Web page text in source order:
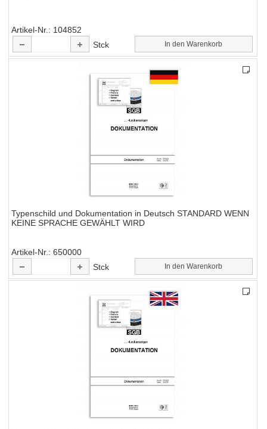
Artikel-Nr.
104852
Stck
In den Warenkorb
Typenschild und Dokumentation in Deutsch STANDARD WENN
KEINE SPRACHE GEWÄHLT WIRD
Artikel-Nr.
650000
Stck
In den Warenkorb